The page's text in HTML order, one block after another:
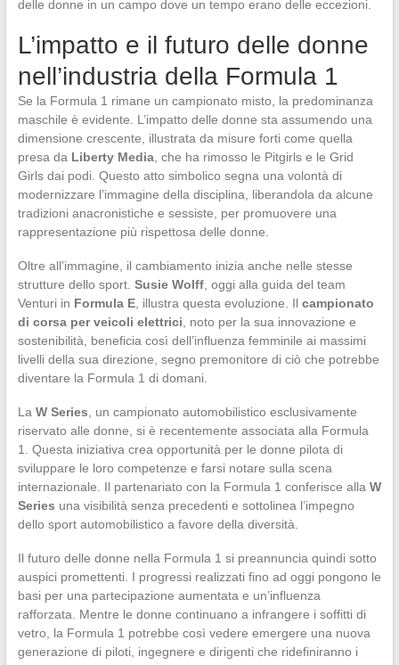
delle donne in un campo dove un tempo erano delle eccezioni.
L’impatto e il futuro delle donne
nell’industria della Formula 1
Se la Formula 1 rimane un campionato misto, la predominanza
maschile è evidente. L’impatto delle donne sta assumendo una
dimensione crescente, illustrata da misure forti come quella
presa da Liberty Media, che ha rimosso le Pitgirls e le Grid
Girls dai podi. Questo atto simbolico segna una volontà di
modernizzare l’immagine della disciplina, liberandola da alcune
tradizioni anacronistiche e sessiste, per promuovere una
rappresentazione più rispettosa delle donne.
Oltre all’immagine, il cambiamento inizia anche nelle stesse
strutture dello sport. Susie Wolff, oggi alla guida del team
Venturi in Formula E, illustra questa evoluzione. Il campionato
di corsa per veicoli elettrici , noto per la sua innovazione e
sostenibilità, beneficia così dell’influenza femminile ai massimi
livelli della sua direzione, segno premonitore di ciò che potrebbe
diventare la Formula 1 di domani.
La W Series , un campionato automobilistico esclusivamente
riservato alle donne, si è recentemente associata alla Formula
1. Questa iniziativa crea opportunità per le donne pilota di
sviluppare le loro competenze e farsi notare sulla scena
internazionale. Il partenariato con la Formula 1 conferisce alla W
Series una visibilità senza precedenti e sottolinea l’impegno
dello sport automobilistico a favore della diversità.
Il futuro delle donne nella Formula 1 si preannuncia quindi sotto
auspici promettenti. I progressi realizzati fino ad oggi pongono le
basi per una partecipazione aumentata e un’influenza
rafforzata. Mentre le donne continuano a infrangere i soffitti di
vetro, la Formula 1 potrebbe così vedere emergere una nuova
generazione di piloti, ingegnere e dirigenti che ridefiniranno i